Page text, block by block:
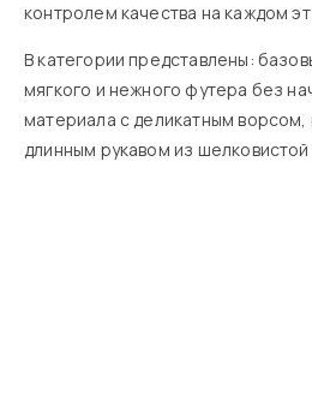
контролем качества на каждом
В категории представлены:
мягкого и нежного футера без
материала с деликатным ворсом,
длинным рукавом из шелковистой